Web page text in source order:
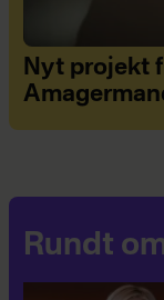
Nyt projekt
Rundt